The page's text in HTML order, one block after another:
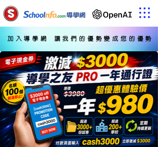
加入導學網 讓我們的優勢變成您的優勢